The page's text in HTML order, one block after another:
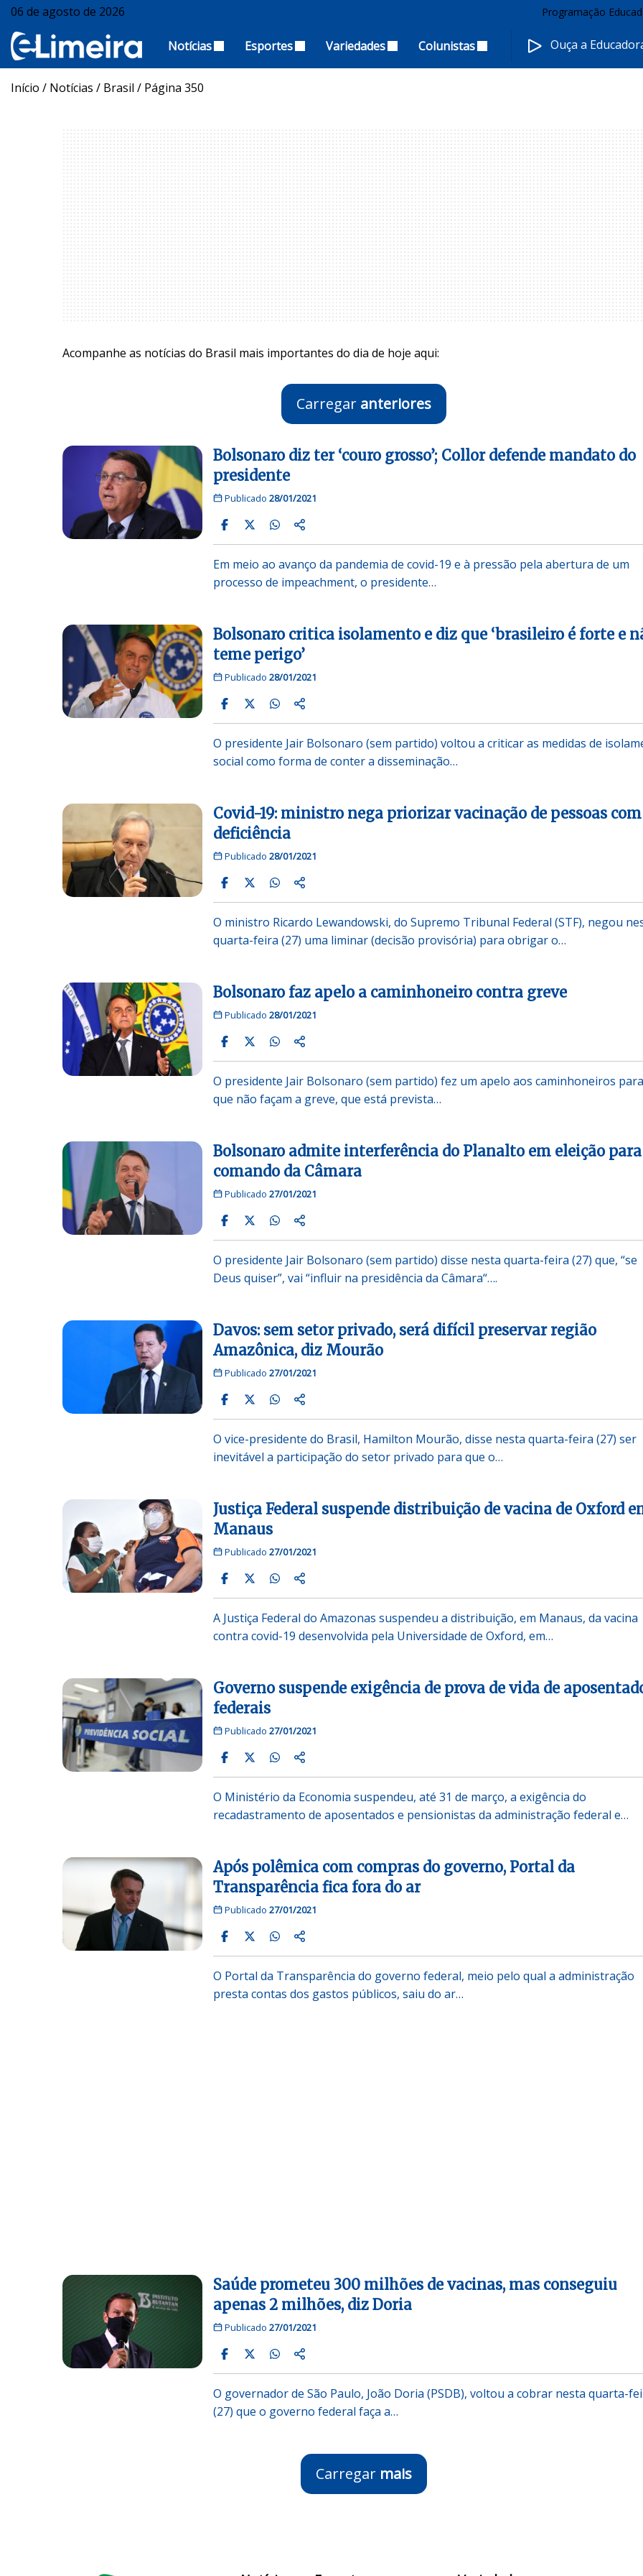
06 de agosto de 2026 Programação
Notícias Esportes Variedades Colunistas Ouça a
Início / Notícias / Brasil / Página 350
Acompanhe as notícias do Brasil mais importantes do dia de hoje aqui:
Carregar anteriores
Bolsonaro diz ter ‘couro grosso’; Collor defende mandato do
presidente
Publicado 28/01/2021
Em meio ao avanço da pandemia de covid-19 e à pressão pela abertura de um
processo de impeachment, o presidente…
Bolsonaro critica isolamento e diz que ‘brasileiro é forte e
teme perigo’
Publicado 28/01/2021
O presidente Jair Bolsonaro (sem partido) voltou a criticar as medidas de
social como forma de conter a disseminação…
Covid-19: ministro nega priorizar vacinação de pessoas com
deficiência
Publicado 28/01/2021
O ministro Ricardo Lewandowski, do Supremo Tribunal Federal (STF), negou
quarta-feira (27) uma liminar (decisão provisória) para obrigar o…
Bolsonaro faz apelo a caminhoneiro contra greve
Publicado 28/01/2021
O presidente Jair Bolsonaro (sem partido) fez um apelo aos caminhoneiros para
que não façam a greve, que está prevista…
Bolsonaro admite interferência do Planalto em eleição para
comando da Câmara
Publicado 27/01/2021
O presidente Jair Bolsonaro (sem partido) disse nesta quarta-feira (27) que, “se
Deus quiser”, vai “influir na presidência da Câmara“….
Davos: sem setor privado, será difícil preservar região
Amazônica, diz Mourão
Publicado 27/01/2021
O vice-presidente do Brasil, Hamilton Mourão, disse nesta quarta-feira (27) ser
inevitável a participação do setor privado para que o…
Justiça Federal suspende distribuição de vacina de Oxford
Manaus
Publicado 27/01/2021
A Justiça Federal do Amazonas suspendeu a distribuição, em Manaus, da vacina
contra covid-19 desenvolvida pela Universidade de Oxford, em…
Governo suspende exigência de prova de vida de
federais
Publicado 27/01/2021
O Ministério da Economia suspendeu, até 31 de março, a exigência do
recadastramento de aposentados e pensionistas da administração federal e…
Após polêmica com compras do governo, Portal da
Transparência fica fora do ar
Publicado 27/01/2021
O Portal da Transparência do governo federal, meio pelo qual a administração
presta contas dos gastos públicos, saiu do ar…
Saúde prometeu 300 milhões de vacinas, mas conseguiu
apenas 2 milhões, diz Doria
Publicado 27/01/2021
O governador de São Paulo, João Doria (PSDB), voltou a cobrar nesta quarta-
(27) que o governo federal faça a…
Carregar mais